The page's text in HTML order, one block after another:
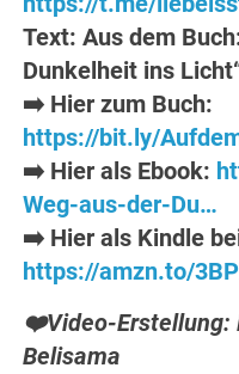
Text: Aus dem
Dunkelheit ins
➡️ Hier zum Buch:
https://bit.ly/
➡️ Hier als Ebook:
Weg-aus-der-Du…
➡️ Hier als Kindle
https://amzn.to/
❤️Video-Erstellung:
Belisama